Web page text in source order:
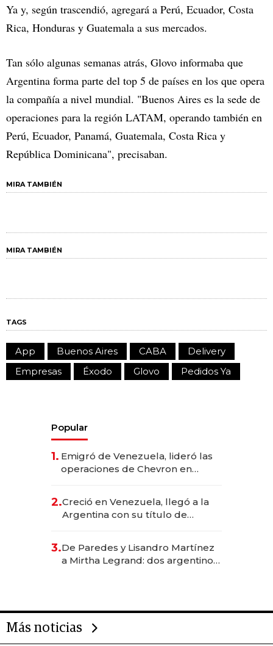
Ya y, según trascendió, agregará a Perú, Ecuador, Costa
Rica, Honduras y Guatemala a sus mercados.
Tan sólo algunas semanas atrás, Glovo informaba que
Argentina forma parte del top 5 de países en los que opera
la compañía a nivel mundial. "Buenos Aires es la sede de
operaciones para la región LATAM, operando también en
Perú, Ecuador, Panamá, Guatemala, Costa Rica y
República Dominicana", precisaban.
MIRA TAMBIÉN
MIRA TAMBIÉN
TAGS
App Buenos Aires CABA
Delivery
Empresas
Éxodo Glovo Pedidos Ya
Popular
1. Emigró de Venezuela, lideró las
operaciones de Chevron en
2.Creció en Venezuela, llegó a la
Argentina con su título de
las marcas "fast premium"
3.De Paredes y Lisandro Martínez
a Mirtha Legrand: dos argentinos
Más noticias